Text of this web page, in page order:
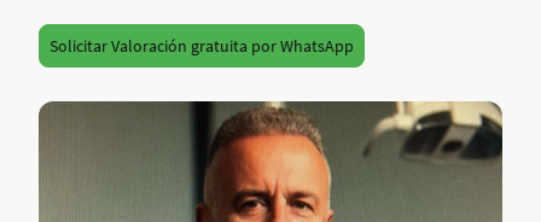
Solicitar Valoración gratuita por WhatsApp